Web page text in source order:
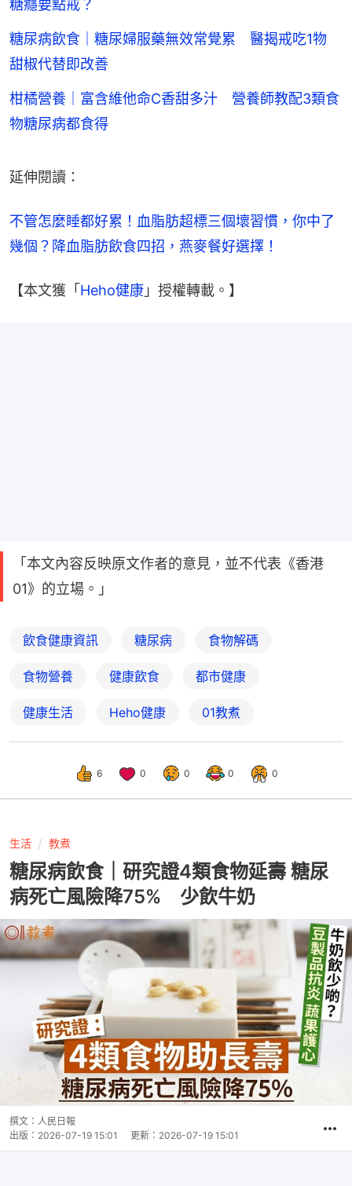
糖癮要點戒？
糖尿病飲食｜糖尿婦服藥無效常覺累 醫揭戒吃1物
甜椒代替即改善
柑橘營養｜富含維他命C香甜多汁 營養師教配3類食
物糖尿病都食得
延伸閱讀：
不管怎麼睡都好累！血脂肪超標三個壞習慣，你中了
幾個？降血脂肪飲食四招，燕麥餐好選擇！
【本文獲「Heho健康 」授權轉載。】
「本文內容反映原文作者的意見，並不代表《香港
01》的立場。」
飲食健康資訊 糖尿病 食物解碼
食物營養 健康飲食 都市健康
健康生活 Heho健康 01教煮
6 0 0 0 0
生活 教煮
糖尿病飲食｜研究證4類食物延壽 糖尿
病死亡風險降75% 少飲牛奶
撰文： 人民日報
出版： 2026-07-19 15:01 更新： 2026-07-19 15:01